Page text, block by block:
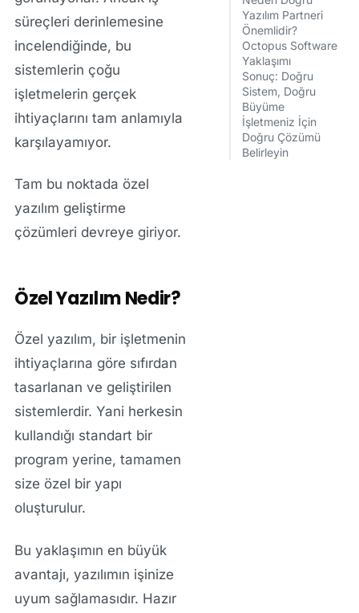
Yazılım Partneri
Önemlidir?
Octopus Software
Yaklaşımı
Sonuç: Doğru
Sistem, Doğru
Büyüme
İşletmeniz İçin
Doğru Çözümü
Belirleyin
süreçleri derinlemesine
incelendiğinde, bu
sistemlerin çoğu
işletmelerin gerçek
ihtiyaçlarını tam anlamıyla
karşılayamıyor.
Tam bu noktada özel
yazılım geliştirme
çözümleri devreye giriyor.
Özel Yazılım Nedir?
Özel yazılım, bir işletmenin
ihtiyaçlarına göre sıfırdan
tasarlanan ve geliştirilen
sistemlerdir. Yani herkesin
kullandığı standart bir
program yerine, tamamen
size özel bir yapı
oluşturulur.
Bu yaklaşımın en büyük
avantajı, yazılımın işinize
uyum sağlamasıdır. Hazır